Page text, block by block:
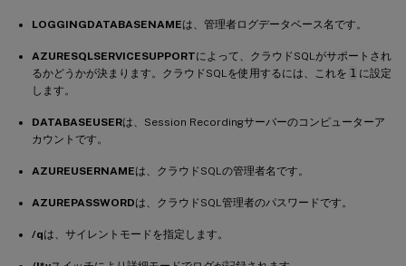
LOGGINGDATABASENAMEは、管理者ログデータベース名です。
AZURESQLSERVICESUPPORTによって、クラウドSQLがサポートされ
るかどうかが決まります。クラウドSQLを使用するには、これを 1 に設定
します。
DATABASEUSERは、Session Recordingサーバーのコンピューターア
カウントです。
AZUREUSERNAMEは、クラウドSQLの管理者名です。
AZUREPASSWORDは、クラウドSQL管理者のパスワードです。
/qは、サイレントモードを指定します。